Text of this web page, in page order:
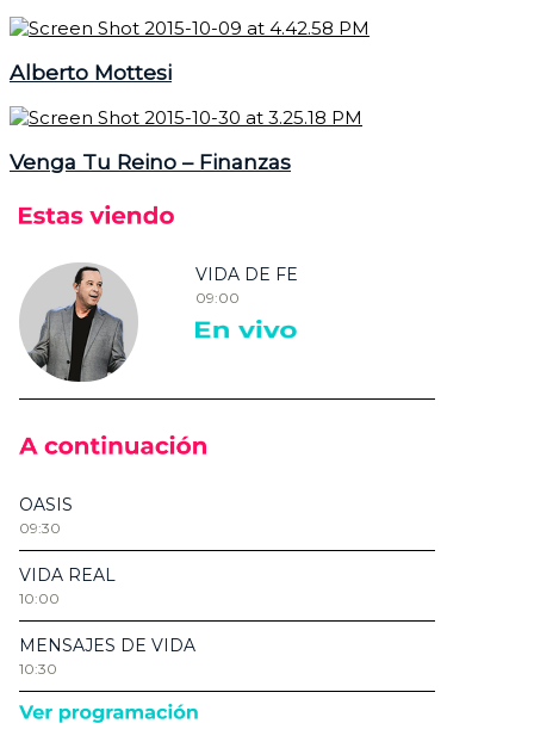
Alberto Mottesi
Venga Tu Reino – Finanzas